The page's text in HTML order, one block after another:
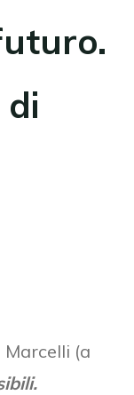
Marcelli (a